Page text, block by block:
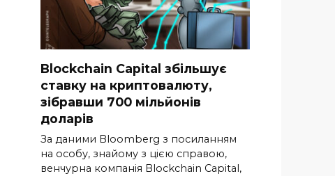
Blockchain Capital збільшує
ставку на криптовалюту,
зібравши 700 мільйонів
доларів
За даними Bloomberg з посиланням
на особу, знайому з цією справою,
венчурна компанія Blockchain Capital,